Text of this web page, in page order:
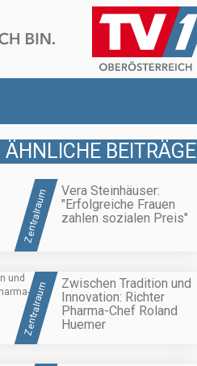
ÄHNLICHE BEITRÄGE
Zentralraum
Vera Steinhäuser:
"Erfolgreiche Frauen
zahlen sozialen Preis"
Zentralraum
Zwischen Tradition und
Innovation: Richter
Pharma-Chef Roland
Huemer